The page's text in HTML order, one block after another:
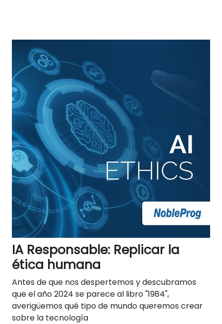
IA Responsable: Replicar la
ética humana
Antes de que nos despertemos y descubramos
que el año 2024 se parece al libro "1984",
averigüemos qué tipo de mundo queremos crear
sobre la tecnología